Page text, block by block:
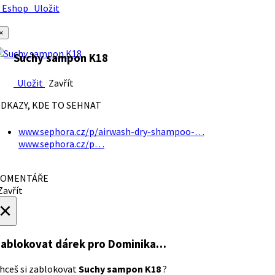
Uložit
Suchy sampon K18
Uložit Zavřít
KDE TO SEHNAT
www.sephora.cz/p/airwash-dry-shampoo-…
www.sephora.cz/p…
dárek pro Dominika…
si zablokovatSuchy sampon K18?